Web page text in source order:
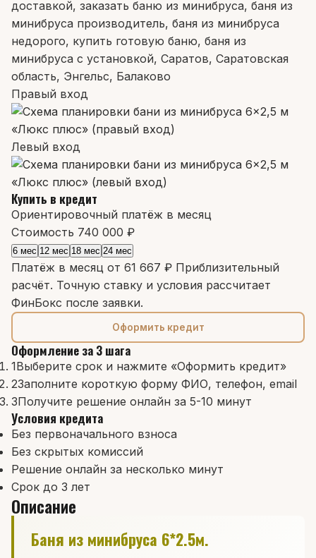
доставкой, заказать баню из минибруса, баня из
минибруса производитель, баня из минибруса
недорого, купить готовую баню, баня из
минибруса с установкой, Саратов, Саратовская
область, Энгельс, Балаково
Правый вход
Левый вход
Купить в кредит
Ориентировочный платёж в месяц
Стоимость 740 000 ₽
6 мес 12 мес 18 мес 24 мес
Платёж в месяц от 61 667 ₽ Приблизительный
расчёт. Точную ставку и условия рассчитает
ФинБокс после заявки.
Оформить кредит
Оформление за 3 шага
1Выберите срок и нажмите «Оформить кредит»
2Заполните короткую форму ФИО, телефон, email
3Получите решение онлайн за 5-10 минут
Условия кредита
Без первоначального взноса
Без скрытых комиссий
Решение онлайн за несколько минут
Срок до 3 лет
Описание
Баня из минибруса 6*2.5м.